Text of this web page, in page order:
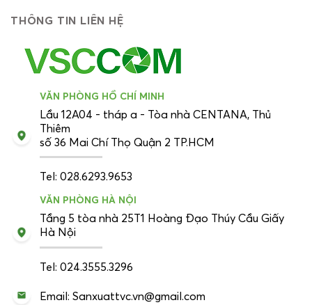
THÔNG TIN LIÊN HỆ
VĂN PHÒNG HỒ CHÍ MINH
Lầu 12A04 - tháp a - Tòa nhà CENTANA, Thủ
Thiêm
số 36 Mai Chí Thọ Quận 2 TP.HCM
Tel: 028.6293.9653
VĂN PHÒNG HÀ NỘI
Tầng 5 tòa nhà 25T1 Hoàng Đạo Thúy Cầu Giấy
Hà Nội
Tel: 024.3555.3296
Email: Sanxuattvc.vn@gmail.com